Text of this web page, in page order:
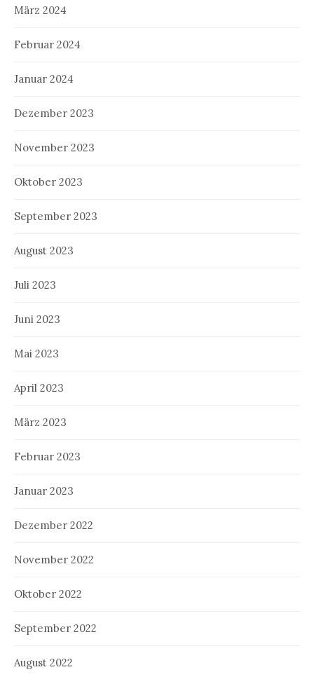
März 2024
Februar 2024
Januar 2024
Dezember 2023
November 2023
Oktober 2023
September 2023
August 2023
Juli 2023
Juni 2023
Mai 2023
April 2023
März 2023
Februar 2023
Januar 2023
Dezember 2022
November 2022
Oktober 2022
September 2022
August 2022